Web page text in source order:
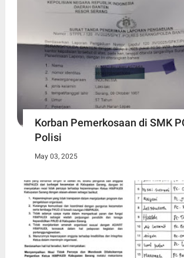
Korban Pemerkosaan di SMK
Polisi
May 03, 2025